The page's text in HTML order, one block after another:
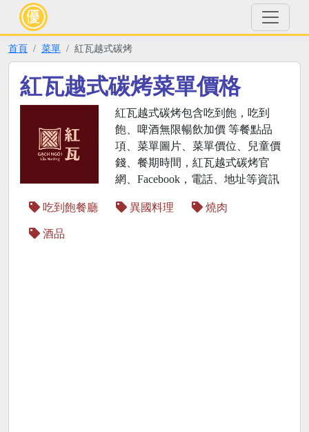
首頁 菜單 紅瓦越式碳烤
紅瓦越式碳烤菜單價格
紅瓦越式碳烤包含吃到飽，吃到
飽、啤酒無限暢飲加價 等餐點品
項、菜單圖片、菜單價位、兒童價
錢、餐期時間，紅瓦越式碳烤官
網、Facebook，電話、地址等資訊
吃到飽餐廳 異國料理 燒肉
酒品